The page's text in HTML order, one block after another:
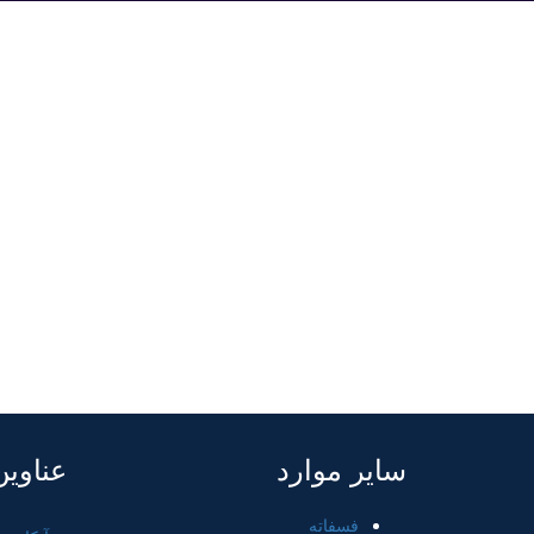
سایر موارد
فسفاته